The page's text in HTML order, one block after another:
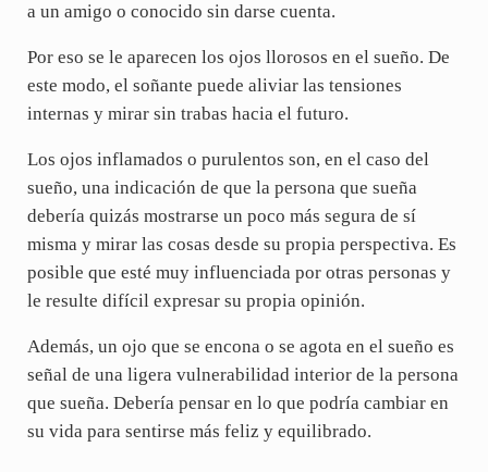
a un amigo o conocido sin darse cuenta.
Por eso se le aparecen los ojos llorosos en el sueño. De
este modo, el soñante puede aliviar las tensiones
internas y mirar sin trabas hacia el futuro.
Los ojos inflamados o purulentos son, en el caso del
sueño, una indicación de que la persona que sueña
debería quizás mostrarse un poco más segura de sí
misma y mirar las cosas desde su propia perspectiva. Es
posible que esté muy influenciada por otras personas y
le resulte difícil expresar su propia opinión.
Además, un ojo que se encona o se agota en el sueño es
señal de una ligera vulnerabilidad interior de la persona
que sueña. Debería pensar en lo que podría cambiar en
su vida para sentirse más feliz y equilibrado.